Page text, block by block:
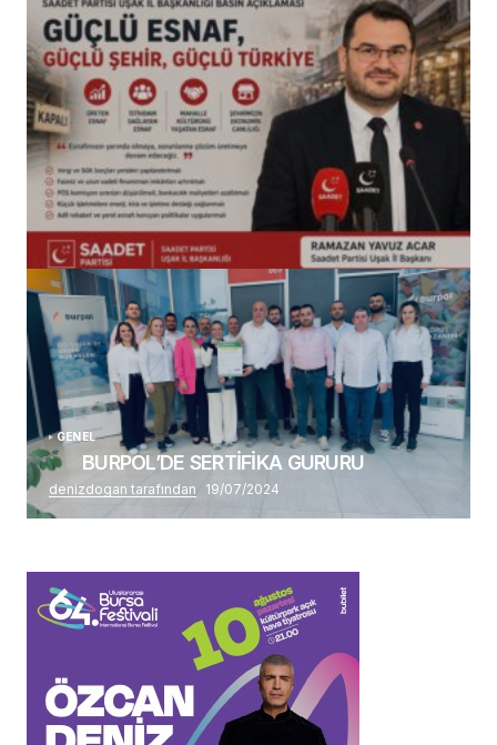
(başlıksız)
Alaattin Karahan tarafından 14/07/2026
GENEL
BURPOL’DE SERTİFİKA GURURU
denizdogan tarafından 19/07/2024